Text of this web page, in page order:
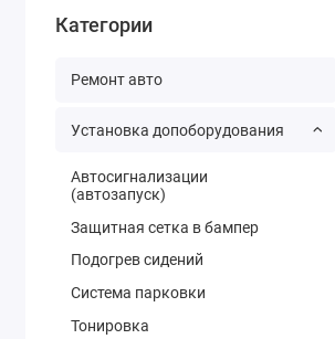
Категории
Ремонт авто
Установка допоборудования
Автосигнализации
(автозапуск)
Защитная сетка в бампер
Подогрев сидений
Система парковки
Тонировка